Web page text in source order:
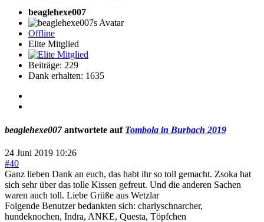
beaglehexe007
Offline
Elite Mitglied
Beiträge: 229
Dank erhalten: 1635
beaglehexe007antwortete auf Tombola in Burbach 2019
24 Juni 2019 10:26
#40
Ganz lieben Dank an euch, das habt ihr so toll gemacht. Zsoka hat
sich sehr über das tolle Kissen gefreut. Und die anderen Sachen
waren auch toll. Liebe Grüße aus Wetzlar
Folgende Benutzer bedankten sich: charlyschnarcher,
hundeknochen, Indra, ANKE, Questa, Töpfchen